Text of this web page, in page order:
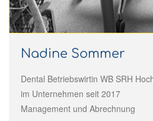
Nadine Sommer
Dental Betriebswirtin WB SRH
im Unternehmen seit 2017
Management und Abrechnung